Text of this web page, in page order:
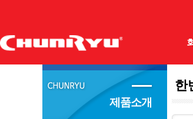
(주)
회사
한
제품소개